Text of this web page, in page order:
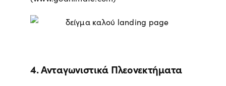
4. Ανταγωνιστικά Πλεονεκτήματα